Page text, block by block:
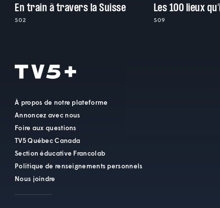
En train à travers la Suisse
S02
Les 100 lieux
S09
À propos de notre plateforme
Annoncez avec nous
Foire aux questions
TV5 Québec Canada
Section éducative Francolab
Politique de renseignements personnels
Nous joindre